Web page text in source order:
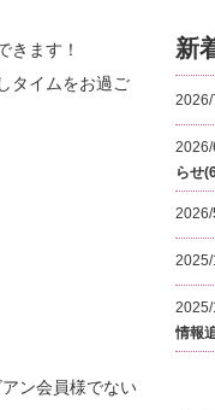
きます！
タイムをお過ご
ン会員様でない
新
2026/
2026/
らせ
2026/
情報